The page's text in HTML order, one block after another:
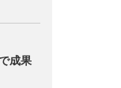
成果